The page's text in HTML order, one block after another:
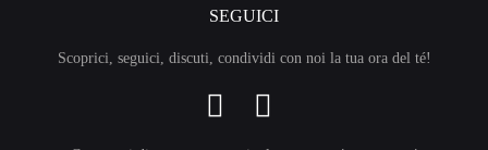
SEGUICI
Scoprici, seguici, discuti, condividi con noi la tua ora del té!